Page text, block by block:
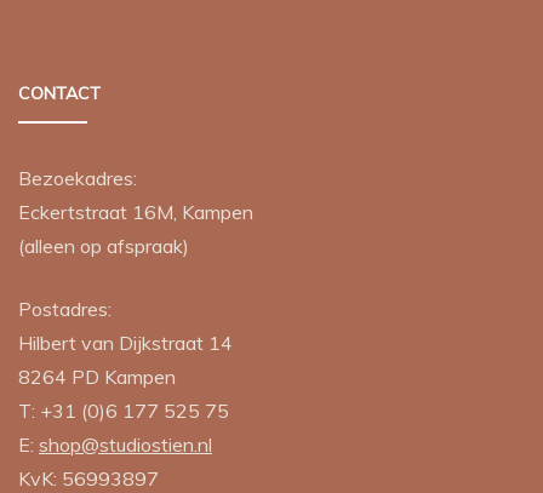
CONTACT
Bezoekadres:
Eckertstraat 16M, Kampen
(alleen op afspraak)
Postadres:
Hilbert van Dijkstraat 14
8264 PD Kampen
T: +31 (0)6 177 525 75
E: shop@studiostien.nl
KvK: 56993897